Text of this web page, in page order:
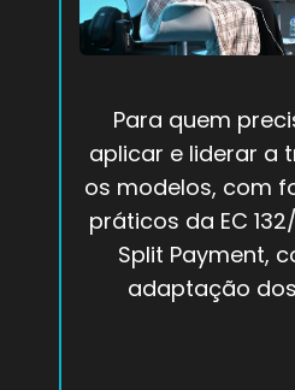
Para quem
aplicar e liderar a
os modelos, com
práticos da EC
Split Payment,
adaptação